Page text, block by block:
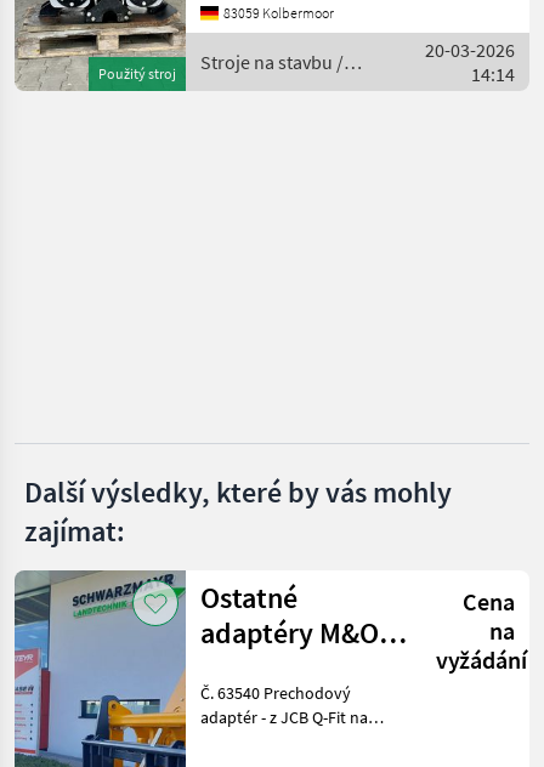
Stroje
Na
Stavbu
Prislusenstvo
Lasco
Zobrazit
všech
37
MARKETPLACE
Marketplace
Nabídky
prodejců
Inzeráty
Použitý stroj
WARUM WARTEN, WENN´S
Einfach anf
83059 Kolbermoor
Stroje na stavbu /
Allu
20-03-2026
14:14
Další výsledky, které by vás mohly
zajímat:
Ostatné
adaptéry M&O
kompatibilné s
EURO
Cena
na
vyžádání
Č. 63540 Prechodový
adaptér - z JCB Q-Fit na